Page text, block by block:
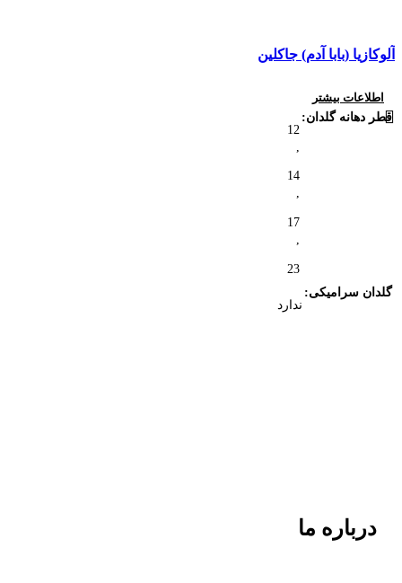
آلوکازیا (بابا آدم) جاکلین
اطلاعات بیشتر
قطر دهانه گلدان
12
14
,
17
,
23
گلدان سرامیکی
ندارد
درباره ما